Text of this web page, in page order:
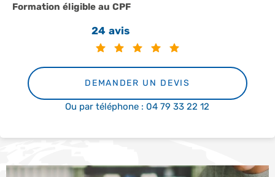
Formation éligible au CPF
24 avis
DEMANDER UN DEVIS
Ou par téléphone : 04 79 33 22 12